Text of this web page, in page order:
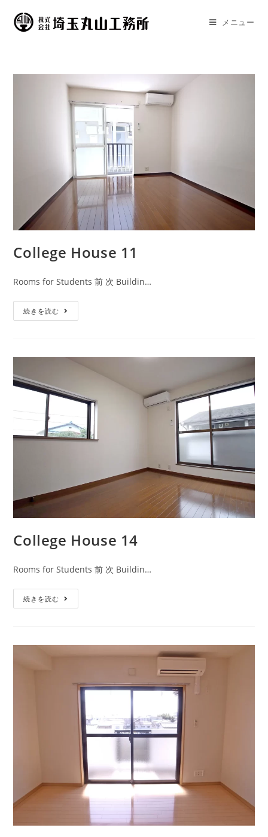
メニュー
College House 11
Rooms for Students 前 次 Buildin…
続きを読む
College House 14
Rooms for Students 前 次 Buildin…
続きを読む